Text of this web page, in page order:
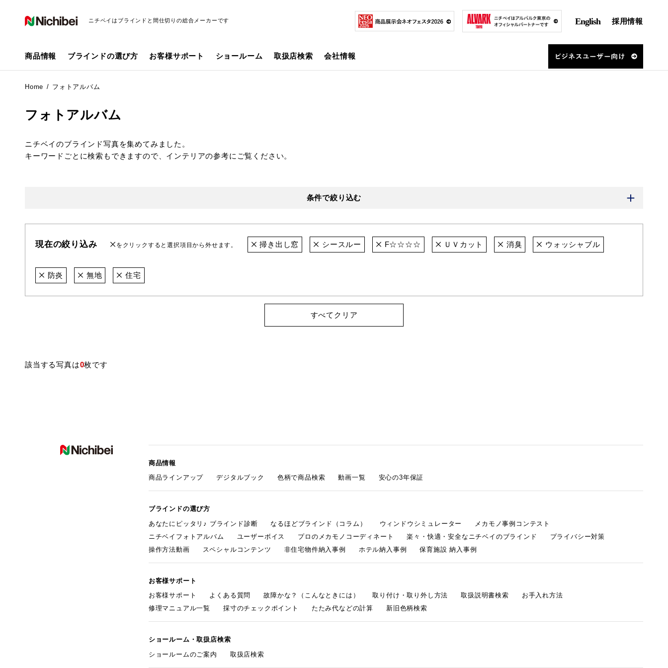
ニチベイはブラインドと間仕切りの総合メーカーです English 採用情報
商品情報 ブラインドの選び方 お客様サポート ショールーム 取扱店検索 会社情報
Home フォトアルバム
フォトアルバム
ニチベイのブラインド写真を集めてみました。
キーワードごとに検索もできますので、インテリアの参考にご覧ください。
条件で絞り込む
現在の絞り込み をクリックすると選択項目から外せます。 掃き出し窓 シースルー F☆☆☆☆ ＵＶカット 消臭 ウォッシャブル
防炎 無地 住宅
すべてクリア
該当する写真は0枚です
商品情報
商品ラインアップ
デジタルブック 色柄で商品検索 動画一覧 安心の3年保証
ブラインドの選び方
あなたにピッタリ♪ ブラインド診断
なるほどブラインド（コラム） ウィンドウシミュレーター
メカモノ事例コンテスト
ニチベイフォトアルバム
ユーザーボイス プロのメカモノコーディネート 楽々・快適・安全なニチベイのブラインド
プライバシー対策
操作方法動画
スペシャルコンテンツ 非住宅物件納入事例 ホテル納入事例 保育施設 納入事例
お客様サポート
お客様サポート
よくある質問 故障かな？（こんなときには） 取り付け・取り外し方法 取扱説明書検索
お手入れ方法
修理マニュアル一覧
採寸のチェックポイント たたみ代などの計算 新旧色柄検索
ショールーム・取扱店検索
ショールームのご案内
取扱店検索